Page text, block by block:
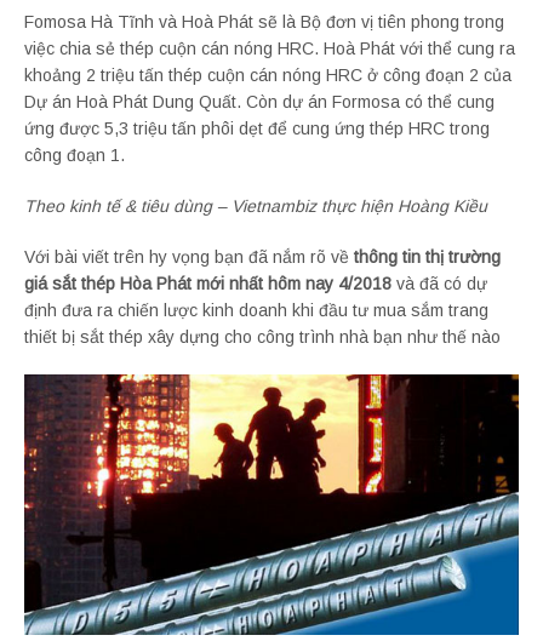
Fomosa Hà Tĩnh và Hoà Phát sẽ là Bộ đơn vị tiên phong trong
việc chia sẻ thép cuộn cán nóng HRC. Hoà Phát với thể cung ra
khoảng 2 triệu tấn thép cuộn cán nóng HRC ở công đoạn 2 của
Dự án Hoà Phát Dung Quất. Còn dự án Formosa có thể cung
ứng được 5,3 triệu tấn phôi dẹt để cung ứng thép HRC trong
công đoạn 1.
Theo kinh tế & tiêu dùng – Vietnambiz thực hiện Hoàng Kiều
Với bài viết trên hy vọng bạn đã nắm rõ về thông tin thị trường
giá sắt thép Hòa Phát mới nhất hôm nay 4/2018 và đã có dự
định đưa ra chiến lược kinh doanh khi đầu tư mua sắm trang
thiết bị sắt thép xây dựng cho công trình nhà bạn như thế nào